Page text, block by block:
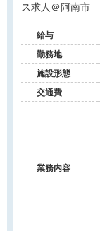
ス求人＠阿南市
給与
勤務地
施設形態
交通費
業務内容